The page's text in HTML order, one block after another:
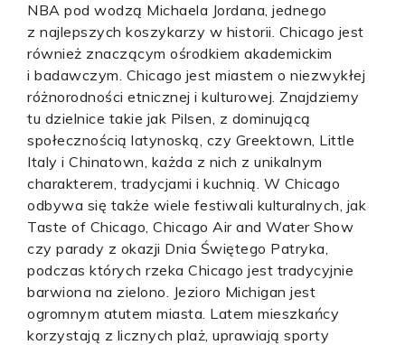
NBA pod wodzą Michaela Jordana, jednego
z najlepszych koszykarzy w historii. Chicago jest
również znaczącym ośrodkiem akademickim
i badawczym. Chicago jest miastem o niezwykłej
różnorodności etnicznej i kulturowej. Znajdziemy
tu dzielnice takie jak Pilsen, z dominującą
społecznością latynoską, czy Greektown, Little
Italy i Chinatown, każda z nich z unikalnym
charakterem, tradycjami i kuchnią. W Chicago
odbywa się także wiele festiwali kulturalnych, jak
Taste of Chicago, Chicago Air and Water Show
czy parady z okazji Dnia Świętego Patryka,
podczas których rzeka Chicago jest tradycyjnie
barwiona na zielono. Jezioro Michigan jest
ogromnym atutem miasta. Latem mieszkańcy
korzystają z licznych plaż, uprawiają sporty